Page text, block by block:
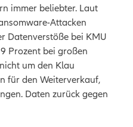
immer beliebter. Laut
Attacken
Datenverstöße bei KMU
Prozent bei großen
um den Klau
für den Weiterverkauf,
Daten zurück gegen